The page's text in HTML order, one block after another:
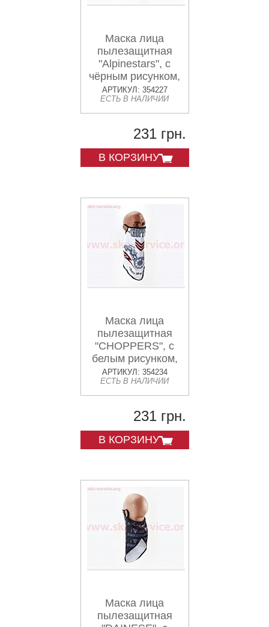
Маска лица
пылезащитная
"Alpinestars", с
чёрным рисунком,
GE-84
АРТИКУЛ: 354227
ЕСТЬ В НАЛИЧИИ
231 грн.
В КОРЗИНУ
Маска лица
пылезащитная
"CHOPPERS", с
белым рисунком,
GE-97
АРТИКУЛ: 354234
ЕСТЬ В НАЛИЧИИ
231 грн.
В КОРЗИНУ
Маска лица
пылезащитная